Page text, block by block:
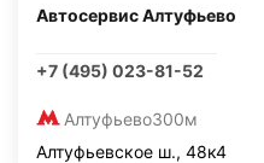
Автосервис Алтуфьево
+7 (495) 023-81-52
Алтуфьево300м
Алтуфьевское ш., 48к4